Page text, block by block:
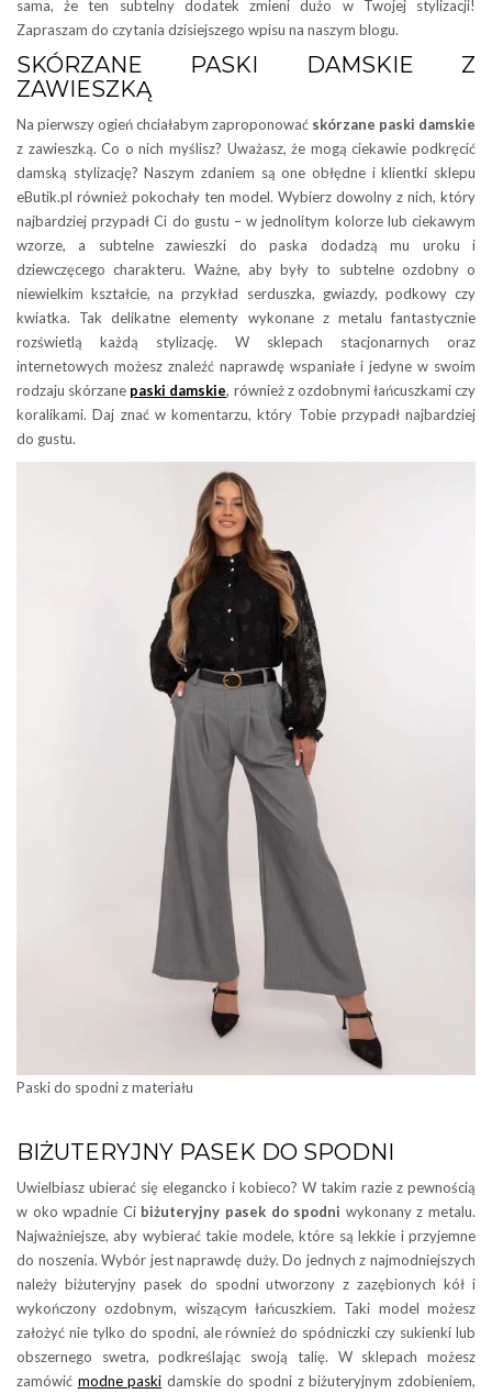
sama, że ten subtelny dodatek zmieni dużo w Twojej stylizacji!
Zapraszam do czytania dzisiejszego wpisu na naszym blogu.
SKÓRZANE PASKI DAMSKIE Z
ZAWIESZKĄ
Na pierwszy ogień chciałabym zaproponować skórzane paski damskie
z zawieszką. Co o nich myślisz? Uważasz, że mogą ciekawie podkręcić
damską stylizację? Naszym zdaniem są one obłędne i klientki sklepu
eButik.pl również pokochały ten model. Wybierz dowolny z nich, który
najbardziej przypadł Ci do gustu – w jednolitym kolorze lub ciekawym
wzorze, a subtelne zawieszki do paska dodadzą mu uroku i
dziewczęcego charakteru. Ważne, aby były to subtelne ozdobny o
niewielkim kształcie, na przykład serduszka, gwiazdy, podkowy czy
kwiatka. Tak delikatne elementy wykonane z metalu fantastycznie
rozświetlą każdą stylizację. W sklepach stacjonarnych oraz
internetowych możesz znaleźć naprawdę wspaniałe i jedyne w swoim
rodzaju skórzane paski damskie, również z ozdobnymi łańcuszkami czy
koralikami. Daj znać w komentarzu, który Tobie przypadł najbardziej
do gustu.
Paski do spodni z materiału
BIŻUTERYJNY PASEK DO SPODNI
Uwielbiasz ubierać się elegancko i kobieco? W takim razie z pewnością
w oko wpadnie Ci biżuteryjny pasek do spodni wykonany z metalu.
Najważniejsze, aby wybierać takie modele, które są lekkie i przyjemne
do noszenia. Wybór jest naprawdę duży. Do jednych z najmodniejszych
należy biżuteryjny pasek do spodni utworzony z zazębionych kół i
wykończony ozdobnym, wiszącym łańcuszkiem. Taki model możesz
założyć nie tylko do spodni, ale również do spódniczki czy sukienki lub
obszernego swetra, podkreślając swoją talię. W sklepach możesz
zamówić modne paski damskie do spodni z biżuteryjnym zdobieniem,